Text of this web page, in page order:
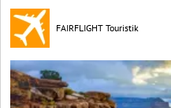
FAIRFLIGHT Touristik